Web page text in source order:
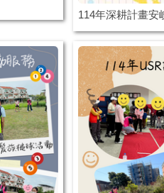
114年深耕計畫安